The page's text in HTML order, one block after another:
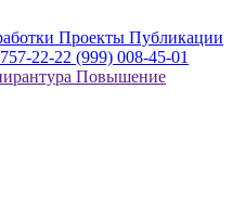
Проекты Публикации
22-22 (999) 008-45-01
Повышение